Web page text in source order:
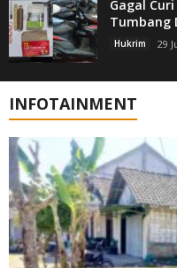
Gagal
Tumbang
Hukrim 29
INFOTAINMENT